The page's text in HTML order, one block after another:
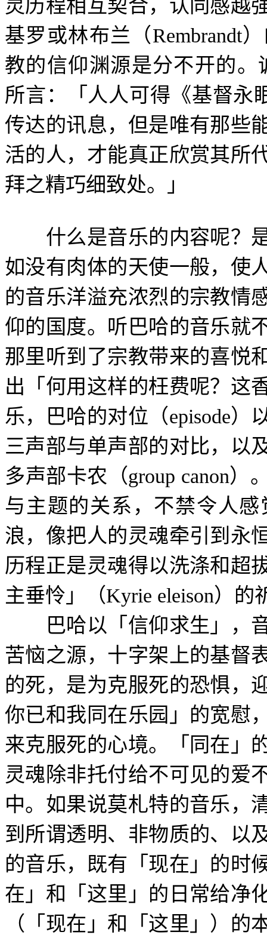
灵历程相互契合，认同感越
基罗或林布兰（Rembrandt
教的信仰渊源是分不开的。
所言：「人人可得《基督永
传达的讯息，但是唯有那些
活的人，才能真正欣赏其所
拜之精巧细致处。」
什么是音乐的内容呢？是
如没有肉体的天使一般，使
的音乐洋溢充浓烈的宗教情
仰的国度。听巴哈的音乐就
那里听到了宗教带来的喜悦
出「何用这样的枉费呢？这
乐，巴哈的对位（episode）
三声部与单声部的对比，以
多声部卡农（group canon）
与主题的关系，不禁令人
浪，像把人的灵魂牵引到永
历程正是灵魂得以洗涤和超
主垂怜」（Kyrie eleison）的
巴哈以「信仰求生」，音
苦恼之源，十字架上的基督
的死，是为克服死的恐惧，
你已和我同在乐园」的宽慰
来克服死的心境。「同在」
灵魂除非托付给不可见的爱
中。如果说莫札特的音乐，
到所谓透明、非物质的、以
的音乐，既有「现在」的时
在」和「这里」的日常给净
（「现在」和「这里」）